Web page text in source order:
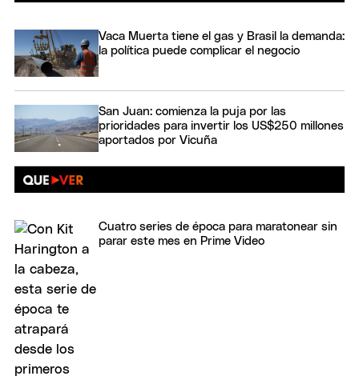
Vaca Muerta tiene el gas y Brasil la demanda:
la política puede complicar el negocio
San Juan: comienza la puja por las
prioridades para invertir los US$250 millones
aportados por Vicuña
Cuatro series de época para maratonear sin
parar este mes en Prime Video